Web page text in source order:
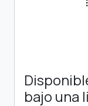
bajo una